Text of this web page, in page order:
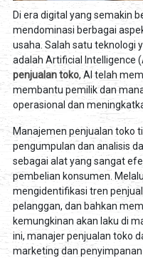
Di era digital yang semakin
mendominasi berbagai
usaha. Salah satu teknologi
adalah Artificial Intelligence
penjualan toko, AI telah
membantu pemilik dan
operasional dan
Manajemen penjualan toko
pengumpulan dan analisis
sebagai alat yang sangat
pembelian konsumen.
mengidentifikasi tren
pelanggan, dan bahkan
kemungkinan akan laku di
ini, manajer penjualan toko
marketing dan